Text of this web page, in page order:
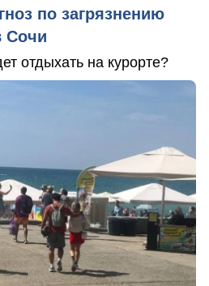
по загрязнению
Сочи
отдыхать на курорте?